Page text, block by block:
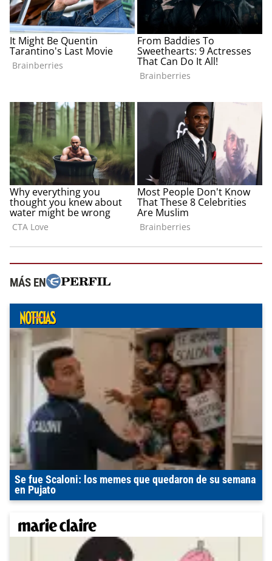
MÁS EN
Se fue Scaloni: los memes que quedaron de su semana
en Pujato